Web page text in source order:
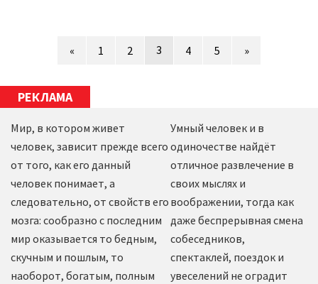
« 1 2 3 4 5 »
РЕКЛАМА
Мир, в котором живет
человек, зависит прежде всего
от того, как его данный
человек понимает, а
следовательно, от свойств его
мозга: сообразно с последним
мир оказывается то бедным,
скучным и пошлым, то
наоборот, богатым, полным
Умный человек и в
одиночестве найдёт
отличное развлечение в
своих мыслях и
воображении, тогда как
даже беспрерывная смена
собеседников,
спектаклей, поездок и
увеселений не оградит